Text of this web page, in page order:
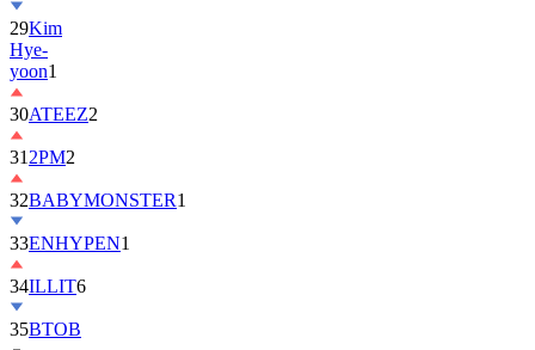
29Kim
Hye-
yoon1
30ATEEZ2
31 2PM2
32BABYMONSTER1
33ENHYPEN1
34ILLIT6
35BTOB